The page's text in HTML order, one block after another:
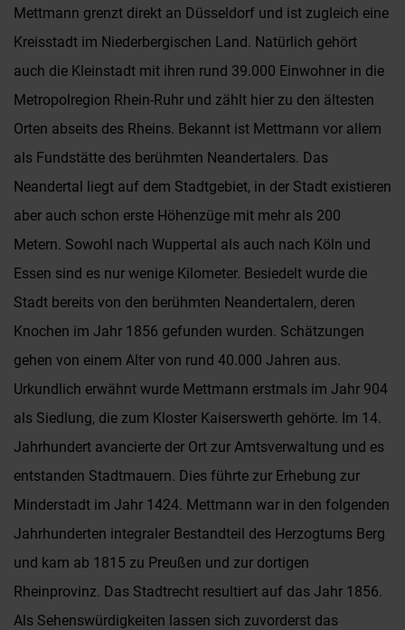
Mettmann grenzt direkt an Düsseldorf und ist zugleich eine
Kreisstadt im Niederbergischen Land. Natürlich gehört
auch die Kleinstadt mit ihren rund 39.000 Einwohner in die
Metropolregion Rhein-Ruhr und zählt hier zu den ältesten
Orten abseits des Rheins. Bekannt ist Mettmann vor allem
als Fundstätte des berühmten Neandertalers. Das
Neandertal liegt auf dem Stadtgebiet, in der Stadt existieren
aber auch schon erste Höhenzüge mit mehr als 200
Metern. Sowohl nach Wuppertal als auch nach Köln und
Essen sind es nur wenige Kilometer. Besiedelt wurde die
Stadt bereits von den berühmten Neandertalern, deren
Knochen im Jahr 1856 gefunden wurden. Schätzungen
gehen von einem Alter von rund 40.000 Jahren aus.
Urkundlich erwähnt wurde Mettmann erstmals im Jahr 904
als Siedlung, die zum Kloster Kaiserswerth gehörte. Im 14.
Jahrhundert avancierte der Ort zur Amtsverwaltung und es
entstanden Stadtmauern. Dies führte zur Erhebung zur
Minderstadt im Jahr 1424. Mettmann war in den folgenden
Jahrhunderten integraler Bestandteil des Herzogtums Berg
und kam ab 1815 zu Preußen und zur dortigen
Rheinprovinz. Das Stadtrecht resultiert auf das Jahr 1856.
Als Sehenswürdigkeiten lassen sich zuvorderst das